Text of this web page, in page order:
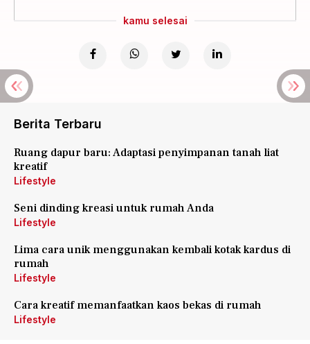
kamu selesai
Berita Terbaru
Ruang dapur baru: Adaptasi penyimpanan tanah liat
kreatif
Lifestyle
Seni dinding kreasi untuk rumah Anda
Lifestyle
Lima cara unik menggunakan kembali kotak kardus di
rumah
Lifestyle
Cara kreatif memanfaatkan kaos bekas di rumah
Lifestyle